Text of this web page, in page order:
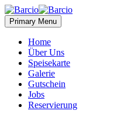
Primary Menu
Home
Über Uns
Speisekarte
Galerie
Gutschein
Jobs
Reservierung